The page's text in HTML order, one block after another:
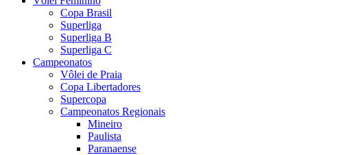
Copa Brasil
Superliga
Superliga B
Superliga C
Campeonatos
Vôlei de Praia
Copa Libertadores
Supercopa
Campeonatos Regionais
Mineiro
Paulista
Paranaense